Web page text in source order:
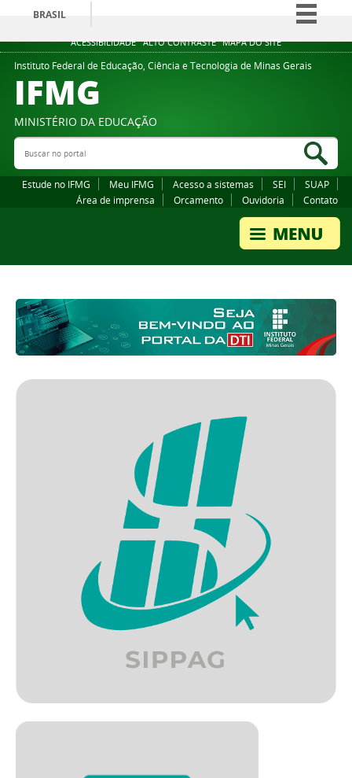
ACESSIBILIDADE ALTO CONTRASTE MAPA DO SITE
BRASIL
Simplifique!
Comunica BR
Legislação
Instituto Federal de Educação, Ciência e Tecnologia de Minas Gerais
IFMG
MINISTÉRIO DA EDUCAÇÃO
Buscar no portal
Estude no IFMG Meu IFMG Acesso a sistemas SEI
SUAP
Área de imprensa
Orcamento Ouvidoria Contato